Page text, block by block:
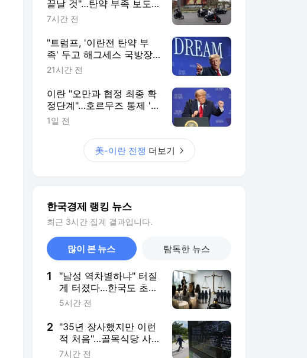
끝날 것"…탄약 부족 보도
엔 반박
7시간 전
"트럼프, '이란전 탄약 부
족' 두고 해그세스 국방장
관 질책"
21시간 전
이란 "오만과 협정 최종 확
정단계"…호르무즈 통제 '눈
앞' [이상은의 워싱턴나우]
1일 전
美-이란 전쟁 더보기
한국경제 랭킹 뉴스
최근 3시간 집계 결과입니다.
많이 본 뉴스 탐독한 뉴스
1
"남성 역차별하냐" 터질
게 터졌다…한국도 초긴
장 [도쿄나우]
5시간 전
2 "35년 장사했지만 이런
적 처음"…골목식당 사
장님들 '쇼크'
7시간 전